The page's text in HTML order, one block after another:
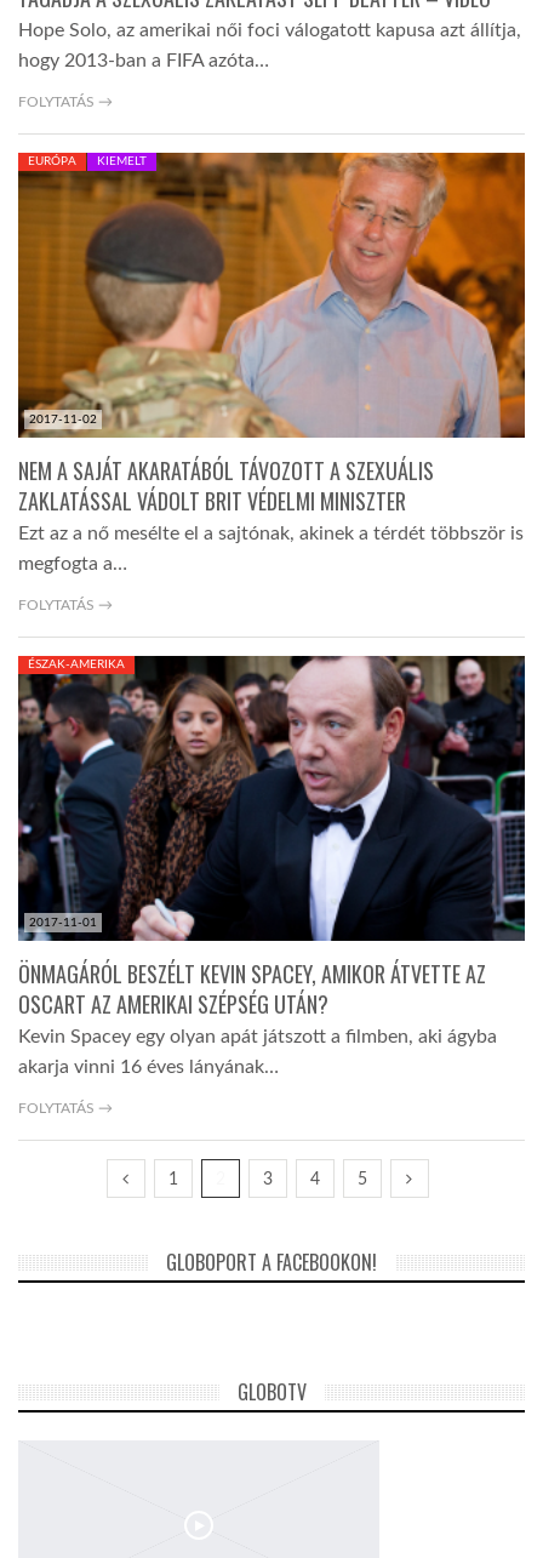
Hope Solo, az amerikai női foci válogatott kapusa azt állítja,
hogy 2013-ban a FIFA azóta…
FOLYTATÁS →
2017-11-02
EURÓPA KIEMELT
NEM A SAJÁT AKARATÁBÓL TÁVOZOTT A SZEXUÁLIS
ZAKLATÁSSAL VÁDOLT BRIT VÉDELMI MINISZTER
Ezt az a nő mesélte el a sajtónak, akinek a térdét többször is
megfogta a…
FOLYTATÁS →
2017-11-01
ÉSZAK-AMERIKA
ÖNMAGÁRÓL BESZÉLT KEVIN SPACEY, AMIKOR ÁTVETTE AZ
OSCART AZ AMERIKAI SZÉPSÉG UTÁN?
Kevin Spacey egy olyan apát játszott a filmben, aki ágyba
akarja vinni 16 éves lányának…
FOLYTATÁS →
1 3 4 5
GLOBOPORT A FACEBOOKON!
GLOBOTV